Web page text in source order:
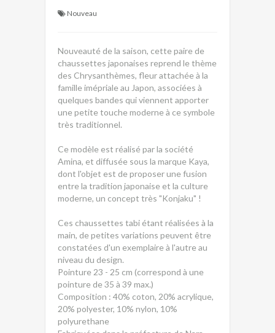
Nouveau
Nouveauté de la saison, cette paire de
chaussettes japonaises reprend le thème
des Chrysanthèmes, fleur attachée à la
famille imépriale au Japon, associées à
quelques bandes qui viennent apporter
une petite touche moderne à ce symbole
très traditionnel.
Ce modèle est réalisé par la société
Amina, et diffusée sous la marque Kaya,
dont l'objet est de proposer une fusion
entre la tradition japonaise et la culture
moderne, un concept très "Konjaku" !
Ces chaussettes tabi étant réalisées à la
main, de petites variations peuvent être
constatées d'un exemplaire à l'autre au
niveau du design.
Pointure 23 - 25 cm (correspond à une
pointure de 35 à 39 max.)
Composition : 40% coton, 20% acrylique,
20% polyester, 10% nylon, 10%
polyurethane